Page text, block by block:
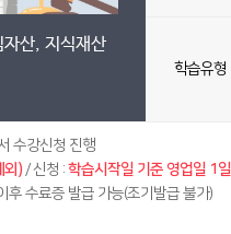
산, 지식재산
학습유형
수강신청 진행
외) / 신청 :학습시작일 기준 영업일 1
수료증 발급 가능(조기발급 불가)